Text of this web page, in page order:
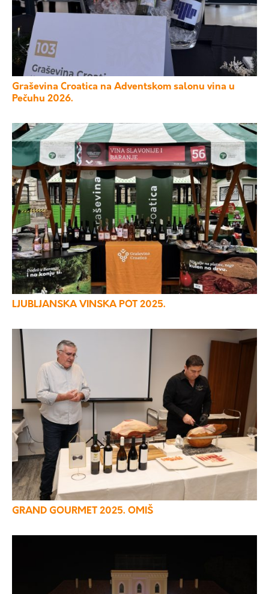
Graševina Croatica na Adventskom salonu vina u
Pečuhu 2026.
LJUBLJANSKA VINSKA POT 2025.
GRAND GOURMET 2025. OMIŠ